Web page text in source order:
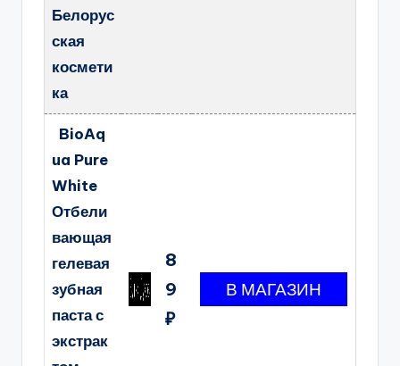
Белорус
ская
космети
ка
BioAq
ua Pure
White
Отбели
вающая
гелевая
зубная
паста с
экстрак
8
9
₽